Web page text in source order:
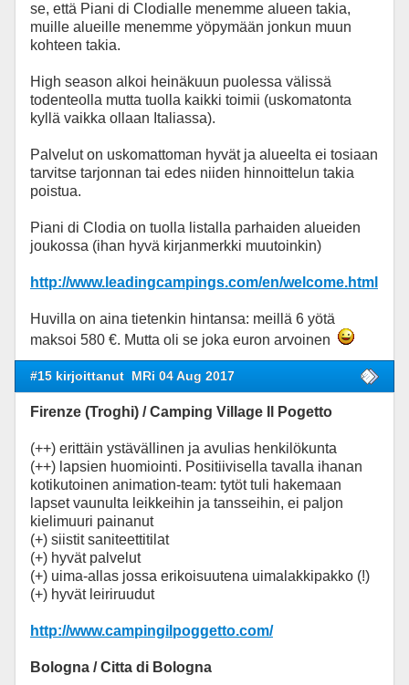
se, että Piani di Clodialle menemme alueen takia,
muille alueille menemme yöpymään jonkun muun
kohteen takia.
High season alkoi heinäkuun puolessa välissä
todenteolla mutta tuolla kaikki toimii (uskomatonta
kyllä vaikka ollaan Italiassa).
Palvelut on uskomattoman hyvät ja alueelta ei tosiaan
tarvitse tarjonnan tai edes niiden hinnoittelun takia
poistua.
Piani di Clodia on tuolla listalla parhaiden alueiden
joukossa (ihan hyvä kirjanmerkki muutoinkin)
http://www.leadingcampings.com/en/welcome.html
Huvilla on aina tietenkin hintansa: meillä 6 yötä
maksoi 580 €. Mutta oli se joka euron arvoinen
#15 kirjoittanut MRi 04 Aug 2017
Firenze (Troghi) / Camping Village Il Pogetto
(++) erittäin ystävällinen ja avulias henkilökunta
(++) lapsien huomiointi. Positiivisella tavalla ihanan
kotikutoinen animation-team: tytöt tuli hakemaan
lapset vaunulta leikkeihin ja tansseihin, ei paljon
kielimuuri painanut
(+) siistit saniteettitilat
(+) hyvät palvelut
(+) uima-allas jossa erikoisuutena uimalakkipakko (!)
(+) hyvät leiriruudut
http://www.campingilpoggetto.com/
Bologna / Citta di Bologna